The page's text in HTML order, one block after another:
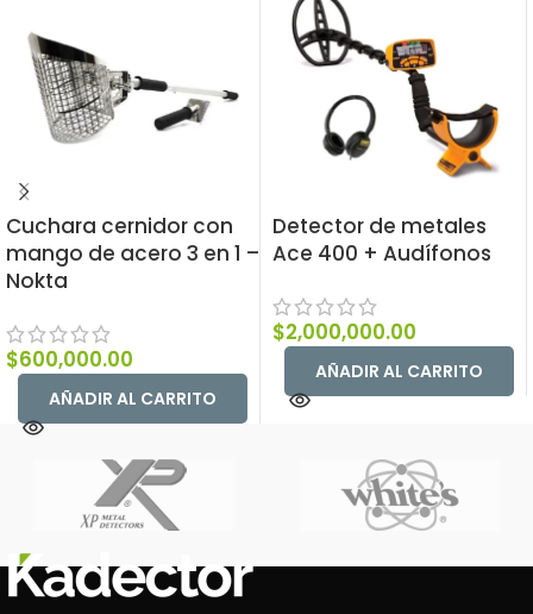
Cuchara cernidor con
mango de acero 3 en 1 –
Nokta
$600,000.00
AÑADIR AL CARRITO
Detector de metales
Ace 400 + Audífonos
$2,000,000.00
AÑADIR AL CARRITO